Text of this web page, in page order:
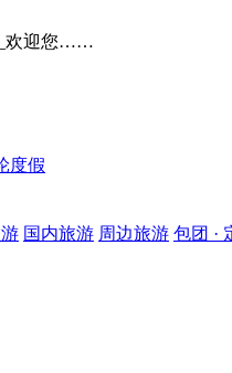
欢迎您……
度假
国内旅游 周边旅游 包团 ·